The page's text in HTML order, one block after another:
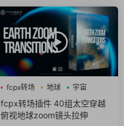
fcpx转场 地球 宇宙
fcpx转场插件 40组太空穿越
俯视地球zoom镜头拉伸